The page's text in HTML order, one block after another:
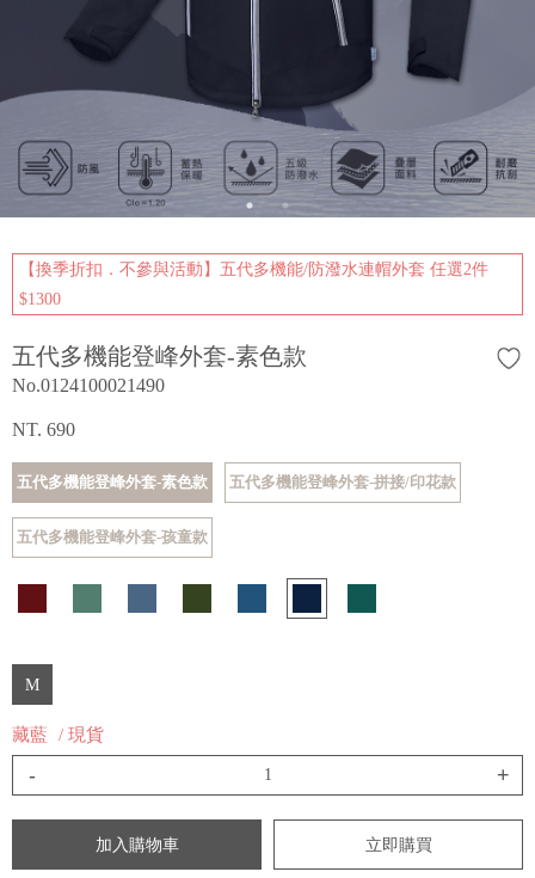
【換季折扣．不參與活動】五代多機能/防潑水連帽外套 任選2件
$1300
五代多機能登峰外套-素色款
No.0124100021490
NT. 690
五代多機能登峰外套-素色款 五代多機能登峰外套-拼接/印花款
五代多機能登峰外套-孩童款
M
藏藍 / 現貨
- +
加入購物車 立即購買